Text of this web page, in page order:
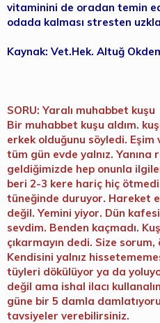
vitaminini de oradan temin
odada kalması stresten
Kaynak: Vet.Hek. Altuğ
SORU: Yaralı muhabbet kuşu
Bir muhabbet kuşu aldım.
erkek olduğunu söyledi. Eşim
tüm gün evde yalnız. Yanına
geldiğimizde hep onunla
beri 2-3 kere hariç hiç
tüneğinde duruyor. Hareket
değil. Yemini yiyor. Dün
sevdim. Benden kaçmadı.
çıkarmayın dedi. Size
Kendisini yalnız
tüyleri dökülüyor ya da
değil ama ishal ilacı
güne bir 5 damla
tavsiyeler verebilirsiniz.